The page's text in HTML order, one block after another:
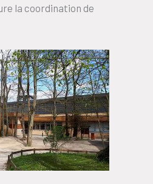
la coordination de